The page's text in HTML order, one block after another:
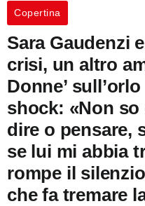
Copertina
Sara Gaudenzi
crisi, un altro
Donne’
shock: «Non
dire o pensare,
se lui mi abbia
rompe il
che fa tremare